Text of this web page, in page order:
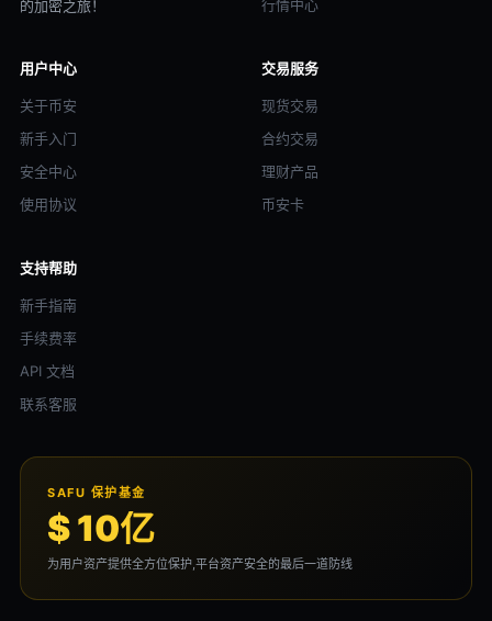
的加密之旅！
行情中心
用户中心
关于币安
新手入门
安全中心
使用协议
交易服务
现货交易
合约交易
理财产品
币安卡
支持帮助
新手指南
手续费率
API 文档
联系客服
SAFU 保护基金
$ 10亿
为用户资产提供全方位保护,平台资产安全的最后一道防线